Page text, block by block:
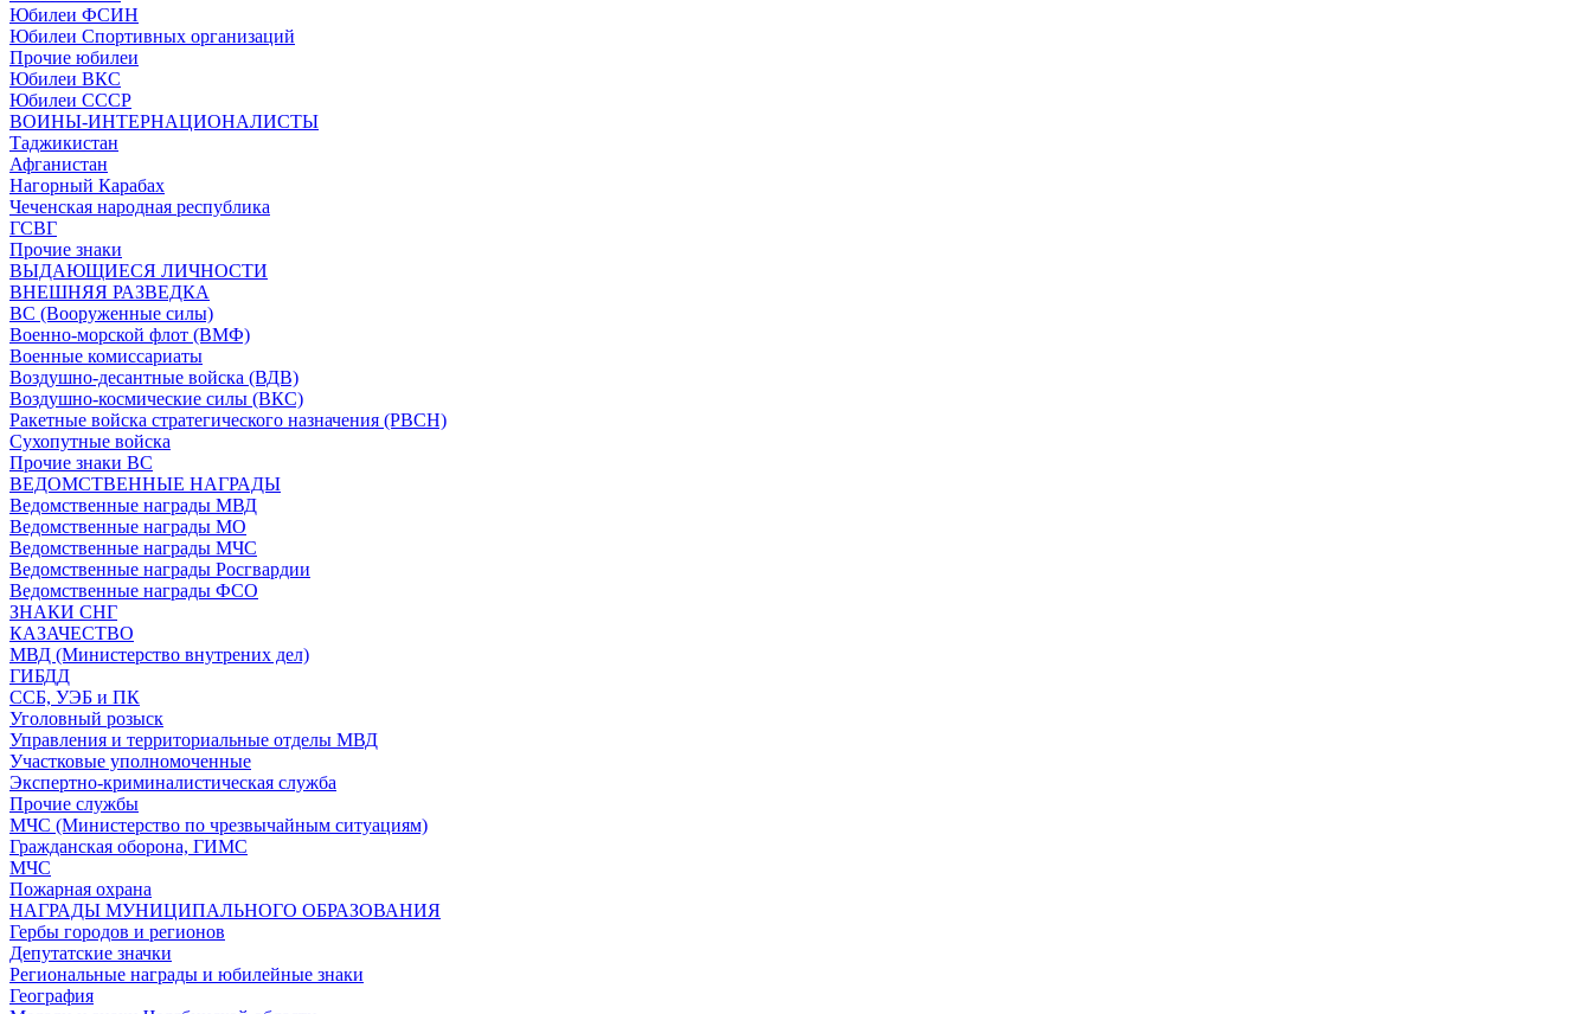
Юбилеи ФСИН
Юбилеи Спортивных организаций
Прочие юбилеи
Юбилеи ВКС
Юбилеи СССР
ВОИНЫ-ИНТЕРНАЦИОНАЛИСТЫ
Таджикистан
Афганистан
Нагорный Карабах
Чеченская народная республика
ГСВГ
Прочие знаки
ВЫДАЮЩИЕСЯ ЛИЧНОСТИ
ВНЕШНЯЯ РАЗВЕДКА
ВС (Вооруженные силы)
Военно-морской флот (ВМФ)
Военные комиссариаты
Воздушно-десантные войска (ВДВ)
Воздушно-космические силы (ВКС)
Ракетные войска стратегического назначения (РВСН)
Сухопутные войска
Прочие знаки ВС
ВЕДОМСТВЕННЫЕ НАГРАДЫ
Ведомственные награды МВД
Ведомственные награды МО
Ведомственные награды МЧС
Ведомственные награды Росгвардии
Ведомственные награды ФСО
ЗНАКИ СНГ
КАЗАЧЕСТВО
МВД (Министерство внутрених дел)
ГИБДД
ССБ, УЭБ и ПК
Уголовный розыск
Управления и территориальные отделы МВД
Участковые уполномоченные
Экспертно-криминалистическая служба
Прочие службы
МЧС (Министерство по чрезвычайным ситуациям)
Гражданская оборона, ГИМС
МЧС
Пожарная охрана
НАГРАДЫ МУНИЦИПАЛЬНОГО ОБРАЗОВАНИЯ
Гербы городов и регионов
Депутатские значки
Региональные награды и юбилейные знаки
География